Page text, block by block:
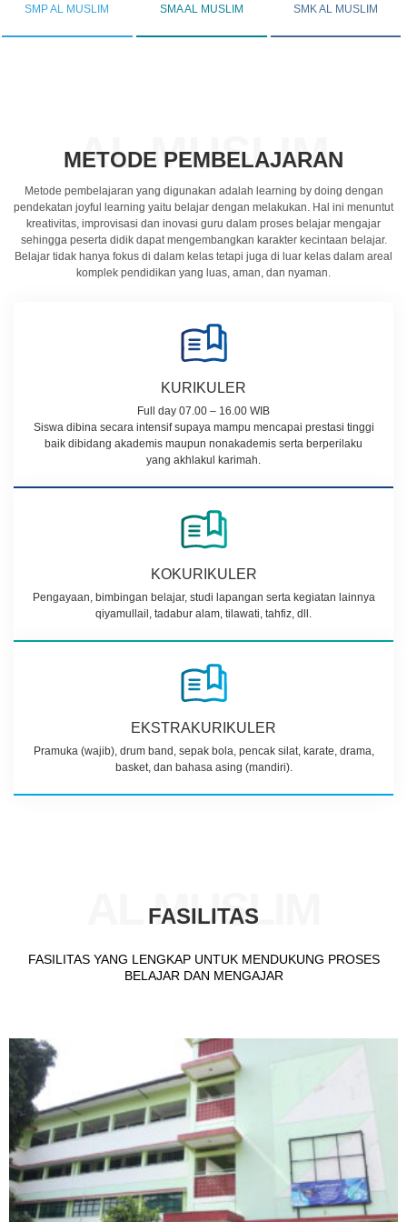
SMP AL MUSLIM SMA AL MUSLIM SMK AL MUSLIM
AL MUSLIM
METODE PEMBELAJARAN
Metode pembelajaran yang digunakan adalah learning by doing dengan
pendekatan joyful learning yaitu belajar dengan melakukan. Hal ini menuntut
kreativitas, improvisasi dan inovasi guru dalam proses belajar mengajar
sehingga peserta didik dapat mengembangkan karakter kecintaan belajar.
Belajar tidak hanya fokus di dalam kelas tetapi juga di luar kelas dalam areal
komplek pendidikan yang luas, aman, dan nyaman.
KURIKULER
Full day 07.00 – 16.00 WIB
Siswa dibina secara intensif supaya mampu mencapai prestasi tinggi
baik dibidang akademis maupun nonakademis serta berperilaku
yang akhlakul karimah.
KOKURIKULER
Pengayaan, bimbingan belajar, studi lapangan serta kegiatan lainnya
qiyamullail, tadabur alam, tilawati, tahfiz, dll.
EKSTRAKURIKULER
Pramuka (wajib), drum band, sepak bola, pencak silat, karate, drama,
basket, dan bahasa asing (mandiri).
AL MUSLIM
FASILITAS
FASILITAS YANG LENGKAP UNTUK MENDUKUNG PROSES
BELAJAR DAN MENGAJAR